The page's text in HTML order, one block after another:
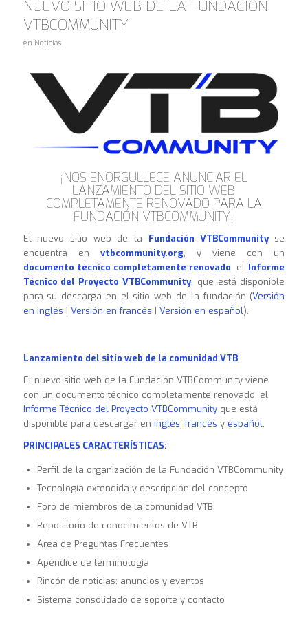
NUEVO SITIO WEB DE LA FUNDACIÓN
VTBCOMMUNITY
en Noticias
¡NOS ENORGULLECE ANUNCIAR EL
LANZAMIENTO DEL SITIO WEB
COMPLETAMENTE RENOVADO PARA LA
FUNDACIÓN VTBCOMMUNITY!
El nuevo sitio web de la Fundación VTBCommunityse
encuentra en vtbcommunity.org, y viene con un
documento técnico completamente renovado, el Informe
Técnico del Proyecto VTBCommunity, que está disponible
para su descarga en el sitio web de la fundación (Versión
en inglés | Versión en francés | Versión en español).
Lanzamiento del sitio web de la comunidad VTB
El nuevo sitio web de la Fundación VTBCommunity viene
con un documento técnico completamente renovado, el
Informe Técnico del Proyecto VTBCommunityque está
disponible para descargar en inglés,francés y español.
PRINCIPALES CARACTERÍSTICAS:
Perfil de la organización de la Fundación VTBCommunity
Tecnología extendida y descripción del concepto
Foro de miembros de la comunidad VTB
Repositorio de conocimientos de VTB
Área de Preguntas Frecuentes
Apéndice de terminología
Rincón de noticias: anuncios y eventos
Sistema consolidado de soporte y contacto